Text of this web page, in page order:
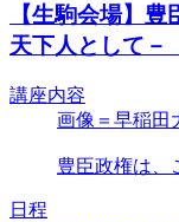
【生駒会場】
天下人として
講座内容
画像＝早稲田
豊臣政権は、
日程